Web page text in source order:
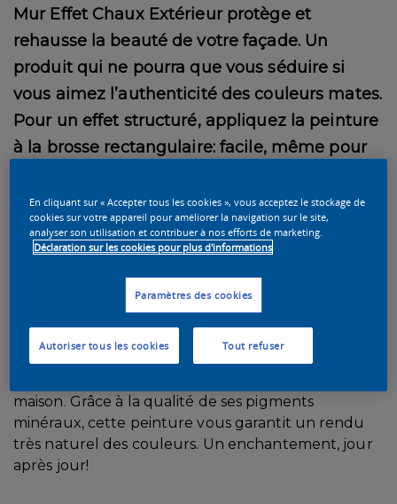
Mur Effet Chaux Extérieur protège et
rehausse la beauté de votre façade. Un
produit qui ne pourra que vous séduire si
vous aimez l’authenticité des couleurs mates.
Pour un effet structuré, appliquez la peinture
à la brosse rectangulaire: facile, même pour
Classique ou créative
Pour un fini lisse et classique, appliquez la peinture
au rouleau pour façade standard. Pour un rendu
plus structuré, utilisez unebrosse rectangulaire
ou une brosse à chaux à poils durs. Les traces de
brosse qui restent visibles après séchage de la
maison. Grâce à la qualité de ses pigments
minéraux, cette peinture vous garantit un rendu
très naturel des couleurs. Un enchantement, jour
après jour!
En cliquant sur « Accepter tous les cookies », vous acceptez le stockage de
cookies sur votre appareil pour améliorer la navigation sur le site,
analyser son utilisation et contribuer à nos efforts de marketing.
Déclaration sur les cookies pour plus d'informations
Paramètres des cookies
Tout refuser
Autoriser tous les cookies